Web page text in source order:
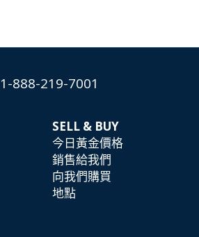
1-888-219-7001
SELL & BUY
今日黃金價格
銷售給我們
向我們購買
地點